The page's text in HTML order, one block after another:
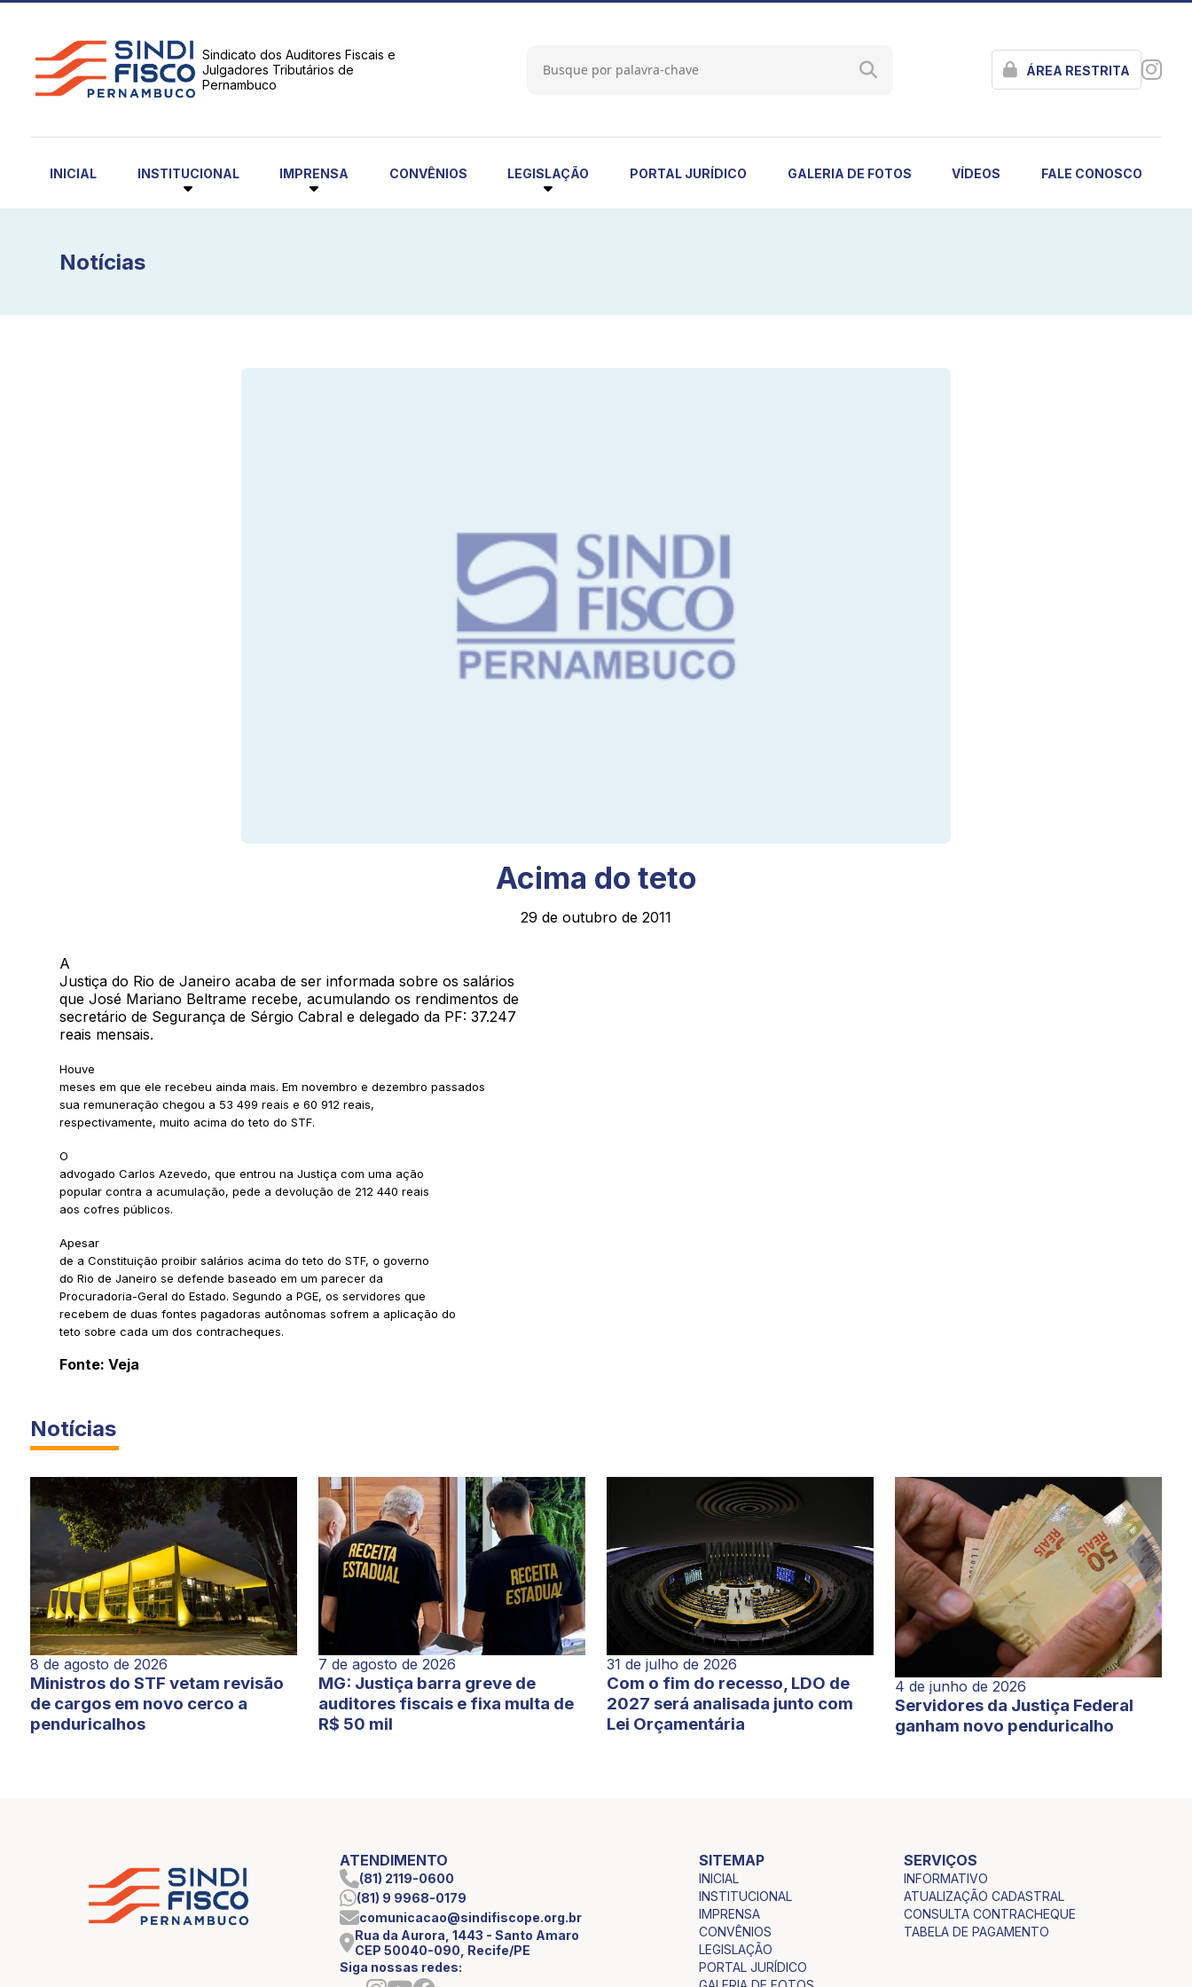
Sindicato dos Auditores Fiscais e
Julgadores Tributários de
Pernambuco
ÁREA RESTRITA
INICIAL INSTITUCIONAL IMPRENSA CONVÊNIOS LEGISLAÇÃO PORTAL JURÍDICO GALERIA DE FOTOS VÍDEOS FALE CONOSCO
Notícias
Acima do teto
29 de outubro de 2011
A
Justiça do Rio de Janeiro acaba de ser informada sobre os salários
que José Mariano Beltrame recebe, acumulando os rendimentos de
secretário de Segurança de Sérgio Cabral e delegado da PF: 37.247
reais mensais.
Houve
meses em que ele recebeu ainda mais. Em novembro e dezembro passados
sua remuneração chegou a 53 499 reais e 60 912 reais,
respectivamente, muito acima do teto do STF.
O
advogado Carlos Azevedo, que entrou na Justiça com uma ação
popular contra a acumulação, pede a devolução de 212 440 reais
aos cofres públicos.
Apesar
de a Constituição proibir salários acima do teto do STF, o governo
do Rio de Janeiro se defende baseado em um parecer da
Procuradoria-Geral do Estado. Segundo a PGE, os servidores que
recebem de duas fontes pagadoras autônomas sofrem a aplicação do
teto sobre cada um dos contracheques.
Fonte: Veja
Notícias
8 de agosto de 2026
Ministros do STF vetam revisão
de cargos em novo cerco a
penduricalhos
7 de agosto de 2026
MG: Justiça barra greve de
auditores fiscais e fixa multa de
R$ 50 mil
31 de julho de 2026
Com o fim do recesso, LDO de
2027 será analisada junto com
Lei Orçamentária
4 de junho de 2026
Servidores da Justiça Federal
ganham novo penduricalho
ATENDIMENTO
(81) 2119-0600
(81) 9 9968-0179
comunicacao@sindifiscope.org.br
Rua da Aurora, 1443 - Santo Amaro
CEP 50040-090, Recife/PE
Siga nossas redes:
SITEMAP
INICIAL
INSTITUCIONAL
IMPRENSA
CONVÊNIOS
LEGISLAÇÃO
PORTAL JURÍDICO
SERVIÇOS
INFORMATIVO
ATUALIZAÇÃO CADASTRAL
CONSULTA CONTRACHEQUE
TABELA DE PAGAMENTO